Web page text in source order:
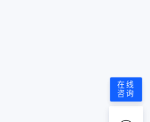
在线
咨询